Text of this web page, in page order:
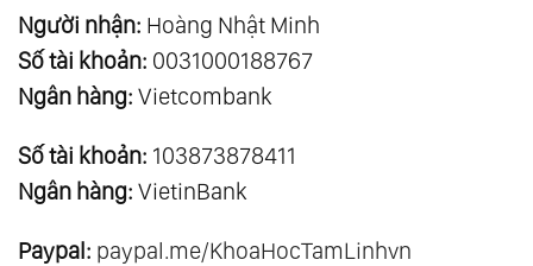
Người nhận: Hoàng Nhật Minh
Số tài khoản: 0031000188767
Ngân hàng: Vietcombank
Số tài khoản: 103873878411
Ngân hàng: VietinBank
Paypal: paypal.me/KhoaHocTamLinhvn